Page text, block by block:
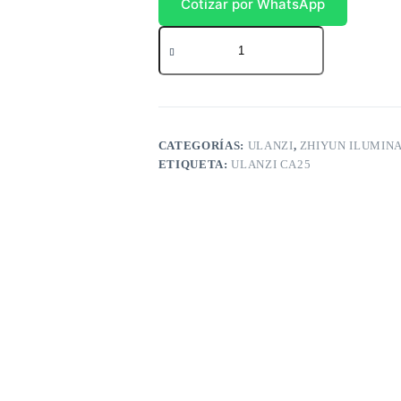
Cotizar por WhatsApp
Ulanzi
CA25
CATEGORÍAS: ULANZI, ZHIYUN
ETIQUETA:ULANZI CA25